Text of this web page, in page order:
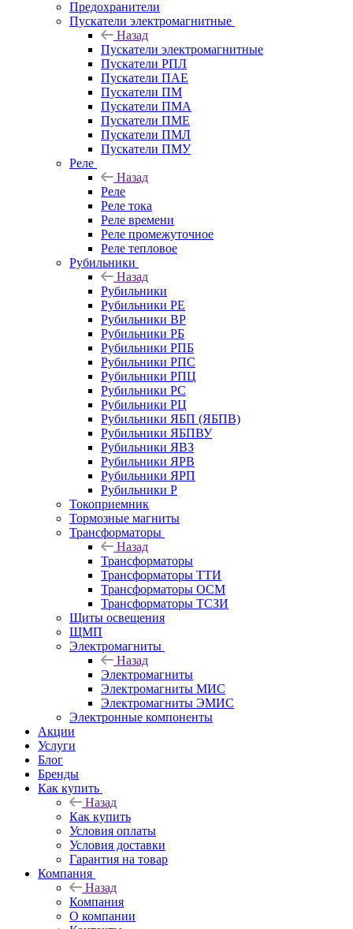
Предохранители
Пускатели электромагнитные
Назад
Пускатели электромагнитные
Пускатели РПЛ
Пускатели ПАЕ
Пускатели ПМ
Пускатели ПМА
Пускатели ПМЕ
Пускатели ПМЛ
Пускатели ПМУ
Реле
Назад
Реле
Реле тока
Реле времени
Реле промежуточное
Реле тепловое
Рубильники
Назад
Рубильники
Рубильники РЕ
Рубильники ВР
Рубильники РБ
Рубильники РПБ
Рубильники РПС
Рубильники РПЦ
Рубильники РС
Рубильники РЦ
Рубильники ЯБП (ЯБПВ)
Рубильники ЯБПВУ
Рубильники ЯВЗ
Рубильники ЯРВ
Рубильники ЯРП
Рубильники Р
Токоприемник
Тормозные магниты
Трансформаторы
Назад
Трансформаторы
Трансформаторы ТТИ
Трансформаторы ОСМ
Трансформаторы ТСЗИ
Щиты освещения
ЩМП
Электромагниты
Назад
Электромагниты
Электромагниты МИС
Электромагниты ЭМИС
Электронные компоненты
Акции
Услуги
Блог
Бренды
Как купить
Назад
Как купить
Условия оплаты
Условия доставки
Гарантия на товар
Компания
Назад
Компания
О компании